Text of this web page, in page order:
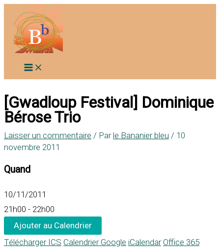
contenu
[Gwadloup Festival] Dominique
Bérose Trio
Laisser un commentaire / Par le Bananier bleu / 10
novembre 2011
Quand
10/11/2011
21h00 - 22h00
Ajouter au Calendrier
Télécharger ICS Calendrier Google iCalendar Office 365